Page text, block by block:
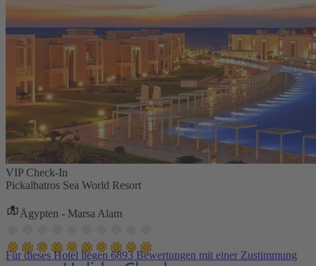
VIP Check-In
Pickalbatros Sea World Resort
Ägypten - Marsa Alam
Für dieses Hotel liegen 6893 Bewertungen mit einer Zustimmung